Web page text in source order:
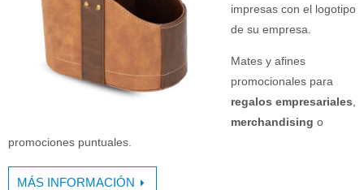
impresas con el logotipo
de su empresa.
Mates y afines
promocionales para
regalos empresariales
merchandising o
promociones puntuales.
MÁS INFORMACIÓN